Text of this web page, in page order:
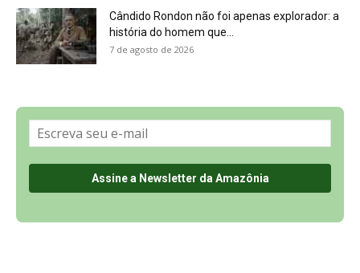
Política de Privacidade, LGPD e RGPD
Últimas Notícias
🌎 Español
©